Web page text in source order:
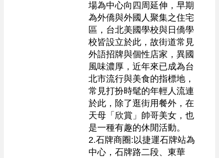
場為中心向四周延伸，早期
為外僑與外國人聚集之住宅
區，台北美國學校與日僑學
校皆設立於此，故街道常見
外語招牌與個性店家，異國
風味濃厚，近年來已成為台
北市流行與美食的指標地，
常見打扮時髦的年輕人流連
於此，除了逛街用餐外，在
天母「欣賞」帥哥美女，也
是一種有趣的休閒活動。
2.石牌商圈:以捷運石牌站為
中心，石牌路二段、東華